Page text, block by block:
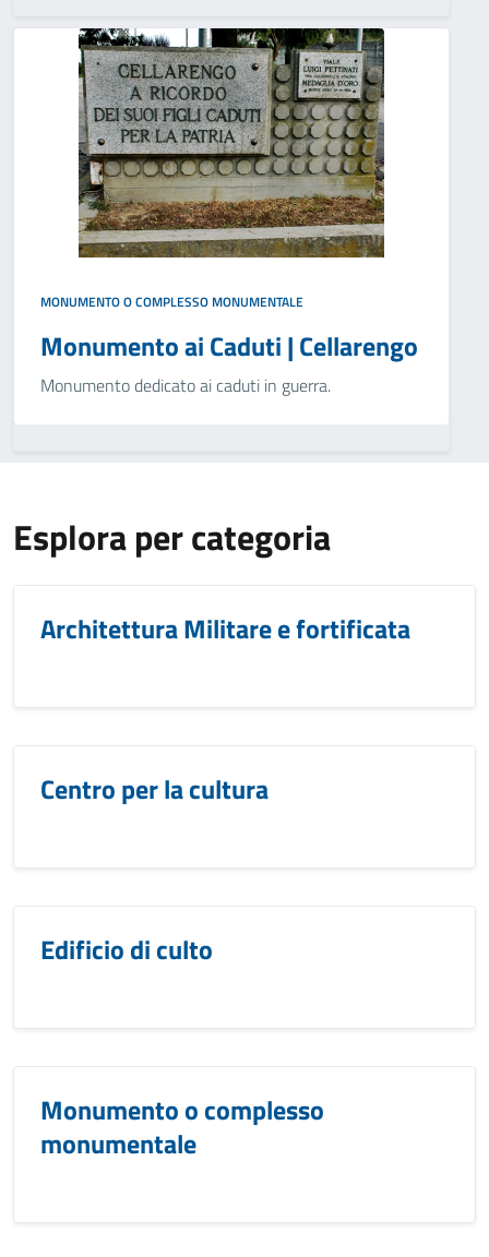
MONUMENTO O COMPLESSO MONUMENTALE
Monumento ai Caduti | Cellarengo
Monumento dedicato ai caduti in guerra.
Esplora per categoria
Architettura Militare e fortificata
Centro per la cultura
Edificio di culto
Monumento o complesso
monumentale